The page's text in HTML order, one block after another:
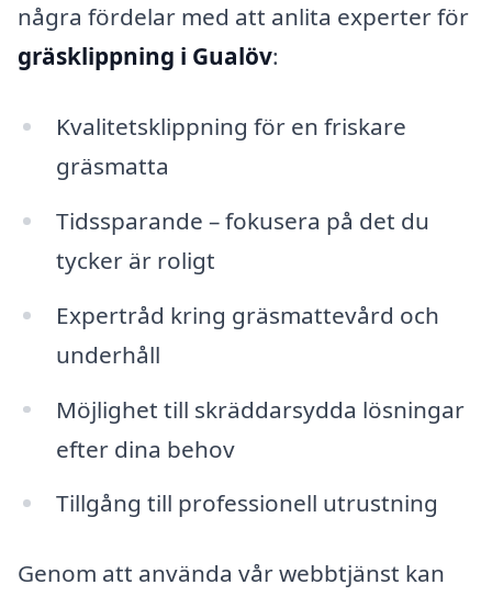
några fördelar med att anlita experter för
gräsklippning i Gualöv:
Kvalitetsklippning för en friskare
gräsmatta
Tidssparande – fokusera på det du
tycker är roligt
Expertråd kring gräsmattevård och
underhåll
Möjlighet till skräddarsydda lösningar
efter dina behov
Tillgång till professionell utrustning
Genom att använda vår webbtjänst kan